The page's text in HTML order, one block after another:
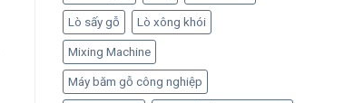
Lò sấy gỗ Lò xông khói
Mixing Machine
Máy băm gỗ công nghiệp